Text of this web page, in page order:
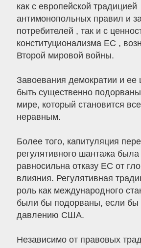
как с европейской традицией
антимонопольных правил и
потребителей , так и с
конституционализма ЕС ,
Второй мировой войны.
Завоевания демократии и ее
быть существенно
мире, который становится
неравным.
Более того, капитуляция
регулятивного шантажа
равносильна отказу ЕС от
влияния. Регулятивная
роль как международного
были бы подорваны, если бы
давлению США.
Независимо от правовых